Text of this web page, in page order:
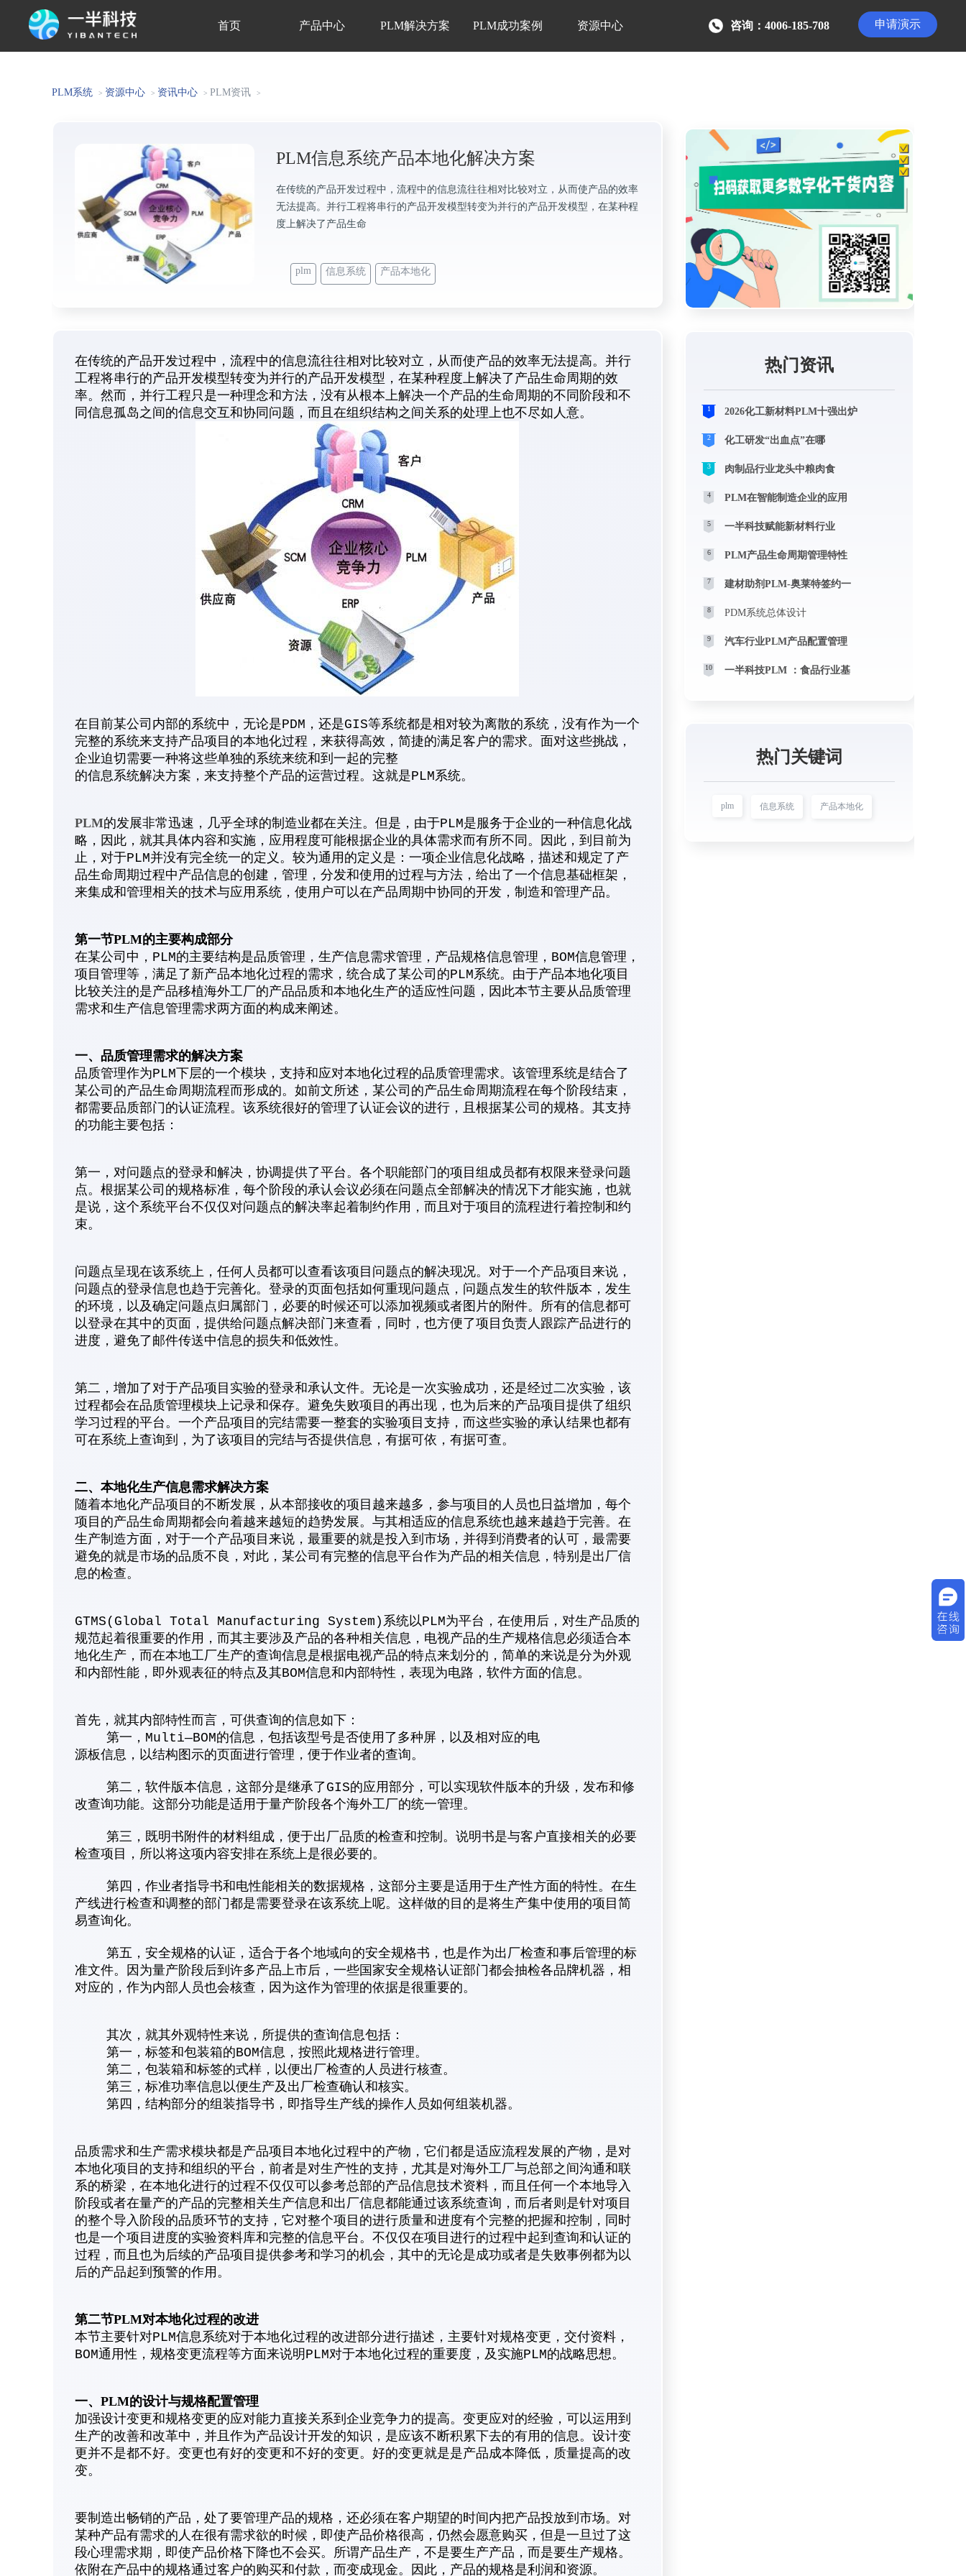
首页 产品中心 PLM解决方案 PLM成功案例 资源中心 申请演示
咨询：4006-185-708
PLM系统 > 资源中心 > 资讯中心 > PLM资讯 >
PLM信息系统产品本地化解决方案
在传统的产品开发过程中，流程中的信息流往往相对比较对立，从而使产品的效率
无法提高。并行工程将串行的产品开发模型转变为并行的产品开发模型，在某种程
度上解决了产品生命
plm 信息系统 产品本地化
在传统的产品开发过程中，流程中的信息流往往相对比较对立，从而使产品的效率无法提高。并行
工程将串行的产品开发模型转变为并行的产品开发模型，在某种程度上解决了产品生命周期的效
率。然而，并行工程只是一种理念和方法，没有从根本上解决一个产品的生命周期的不同阶段和不
同信息孤岛之间的信息交互和协同问题，而且在组织结构之间关系的处理上也不尽如人意。
在目前某公司内部的系统中，无论是PDM，还是GIS等系统都是相对较为离散的系统，没有作为一个
完整的系统来支持产品项目的本地化过程，来获得高效，简捷的满足客户的需求。面对这些挑战，
企业迫切需要一种将这些单独的系统来统和到一起的完整
的信息系统解决方案，来支持整个产品的运营过程。这就是PLM系统。
PLM的发展非常迅速，几乎全球的制造业都在关注。但是，由于PLM是服务于企业的一种信息化战
略，因此，就其具体内容和实施，应用程度可能根据企业的具体需求而有所不同。因此，到目前为
止，对于PLM并没有完全统一的定义。较为通用的定义是：一项企业信息化战略，描述和规定了产
品生命周期过程中产品信息的创建，管理，分发和使用的过程与方法，给出了一个信息基础框架，
来集成和管理相关的技术与应用系统，使用户可以在产品周期中协同的开发，制造和管理产品。
第一节PLM的主要构成部分
在某公司中，PLM的主要结构是品质管理，生产信息需求管理，产品规格信息管理，BOM信息管理，
项目管理等，满足了新产品本地化过程的需求，统合成了某公司的PLM系统。由于产品本地化项目
比较关注的是产品移植海外工厂的产品品质和本地化生产的适应性问题，因此本节主要从品质管理
需求和生产信息管理需求两方面的构成来阐述。
一、 品质管理需求的解决方案
品质管理作为PLM下层的一个模块，支持和应对本地化过程的品质管理需求。该管理系统是结合了
某公司的产品生命周期流程而形成的。如前文所述，某公司的产品生命周期流程在每个阶段结束，
都需要品质部门的认证流程。该系统很好的管理了认证会议的进行，且根据某公司的规格。其支持
的功能主要包括：
第一，对问题点的登录和解决，协调提供了平台。各个职能部门的项目组成员都有权限来登录问题
点。根据某公司的规格标准，每个阶段的承认会议必须在问题点全部解决的情况下才能实施，也就
是说，这个系统平台不仅仅对问题点的解决率起着制约作用，而且对于项目的流程进行着控制和约
束。
问题点呈现在该系统上，任何人员都可以查看该项目问题点的解决现况。对于一个产品项目来说，
问题点的登录信息也趋于完善化。登录的页面包括如何重现问题点，问题点发生的软件版本，发生
的环境，以及确定问题点归属部门，必要的时候还可以添加视频或者图片的附件。所有的信息都可
以登录在其中的页面，提供给问题点解决部门来查看，同时，也方便了项目负责人跟踪产品进行的
进度，避免了邮件传送中信息的损失和低效性。
第二，增加了对于产品项目实验的登录和承认文件。无论是一次实验成功，还是经过二次实验，该
过程都会在品质管理模块上记录和保存。避免失败项目的再出现，也为后来的产品项目提供了组织
学习过程的平台。一个产品项目的完结需要一整套的实验项目支持，而这些实验的承认结果也都有
可在系统上查询到，为了该项目的完结与否提供信息，有据可依，有据可查。
二、本地化生产信息需求解决方案
随着本地化产品项目的不断发展，从本部接收的项目越来越多，参与项目的人员也日益增加，每个
项目的产品生命周期都会向着越来越短的趋势发展。与其相适应的信息系统也越来越趋于完善。在
生产制造方面，对于一个产品项目来说，最重要的就是投入到市场，并得到消费者的认可，最需要
避免的就是市场的品质不良，对此，某公司有完整的信息平台作为产品的相关信息，特别是出厂信
息的检查。
GTMS(Global Total Manufacturing System)系统以PLM为平台，在使用后，对生产品质的
规范起着很重要的作用，而其主要涉及产品的各种相关信息，电视产品的生产规格信息必须适合本
地化生产，而在本地工厂生产的查询信息是根据电视产品的特点来划分的，简单的来说是分为外观
和内部性能，即外观表征的特点及其BOM信息和内部特性，表现为电路，软件方面的信息。
首先，就其内部特性而言，可供查询的信息如下：
第一，Multi—BOM的信息，包括该型号是否使用了多种屏，以及相对应的电
源板信息，以结构图示的页面进行管理，便于作业者的查询。
第二，软件版本信息，这部分是继承了GIS的应用部分，可以实现软件版本的升级，发布和修
改查询功能。这部分功能是适用于量产阶段各个海外工厂的统一管理。
第三，既明书附件的材料组成，便于出厂品质的检查和控制。说明书是与客户直接相关的必要
检查项目，所以将这项内容安排在系统上是很必要的。
第四，作业者指导书和电性能相关的数据规格，这部分主要是适用于生产性方面的特性。在生
产线进行检查和调整的部门都是需要登录在该系统上呢。这样做的目的是将生产集中使用的项目简
易查询化。
第五，安全规格的认证，适合于各个地域向的安全规格书，也是作为出厂检查和事后管理的标
准文件。因为量产阶段后到许多产品上市后，一些国家安全规格认证部门都会抽检各品牌机器，相
对应的，作为内部人员也会核查，因为这作为管理的依据是很重要的。
其次，就其外观特性来说，所提供的查询信息包括：
第一，标签和包装箱的BOM信息，按照此规格进行管理。
第二，包装箱和标签的式样，以便出厂检查的人员进行核查。
第三，标准功率信息以便生产及出厂检查确认和核实。
第四，结构部分的组装指导书，即指导生产线的操作人员如何组装机器。
品质需求和生产需求模块都是产品项目本地化过程中的产物，它们都是适应流程发展的产物，是对
本地化项目的支持和组织的平台，前者是对生产性的支持，尤其是对海外工厂与总部之间沟通和联
系的桥梁，在本地化进行的过程不仅仅可以参考总部的产品信息技术资料，而且任何一个本地导入
阶段或者在量产的产品的完整相关生产信息和出厂信息都能通过该系统查询，而后者则是针对项目
的整个导入阶段的品质环节的支持，它对整个项目的进行质量和进度有个完整的把握和控制，同时
也是一个项目进度的实验资料库和完整的信息平台。不仅仅在项目进行的过程中起到查询和认证的
过程，而且也为后续的产品项目提供参考和学习的机会，其中的无论是成功或者是失败事例都为以
后的产品起到预警的作用。
第二节PLM对本地化过程的改进
本节主要针对PLM信息系统对于本地化过程的改进部分进行描述，主要针对规格变更，交付资料，
BOM通用性，规格变更流程等方面来说明PLM对于本地化过程的重要度，及实施PLM的战略思想。
一、 PLM的设计与规格配置管理
加强设计变更和规格变更的应对能力直接关系到企业竞争力的提高。变更应对的经验，可以运用到
生产的改善和改革中，并且作为产品设计开发的知识，是应该不断积累下去的有用的信息。设计变
更并不是都不好。变更也有好的变更和不好的变更。好的变更就是是产品成本降低，质量提高的改
变。
要制造出畅销的产品，处了要管理产品的规格，还必须在客户期望的时间内把产品投放到市场。对
某种产品有需求的人在很有需求欲的时候，即使产品价格很高，仍然会愿意购买，但是一旦过了这
段心理需求期，即使产品价格下降也不会买。所谓产品生产，不是要生产产品，而是要生产规格。
依附在产品中的规格通过客户的购买和付款，而变成现金。因此，产品的规格是利润和资源。
热门资讯
1 2026化工新材料PLM十强出炉
2 化工研发“出血点”在哪
3 肉制品行业龙头中粮肉食
4 PLM在智能制造企业的应用
5 一半科技赋能新材料行业
6 PLM产品生命周期管理特性
7 建材助剂PLM-奥莱特签约一
8 PDM系统总体设计
9 汽车行业PLM产品配置管理
10 一半科技PLM ：食品行业基
热门关键词
plm 信息系统 产品本地化